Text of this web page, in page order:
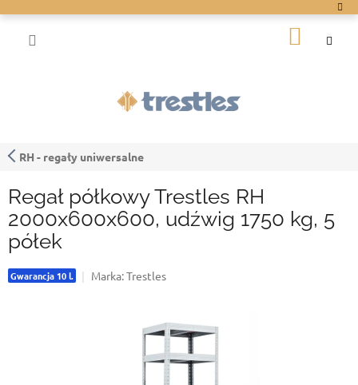
do
RH - regały uniwersalne
Regał półkowy Trestles RH
2000x600x600, udźwig 1750 kg, 5
półek
Gwarancja 10 l. Marka:Trestles